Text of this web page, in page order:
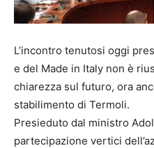
L’incontro tenutosi oggi
e del Made in Italy non è
chiarezza sul futuro, ora
stabilimento di Termoli.
Presieduto dal ministro
partecipazione vertici